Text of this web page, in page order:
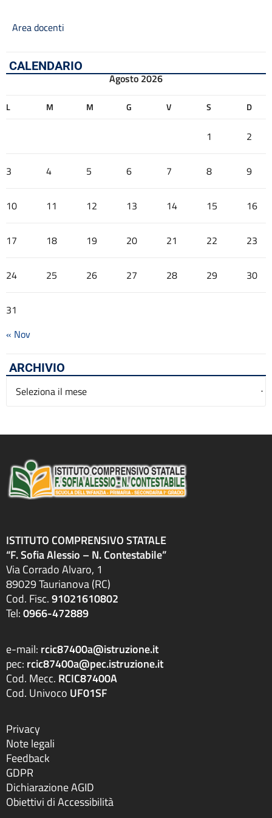
Area docenti
CALENDARIO
Agosto 2026
L M M G V S D
1 2
3 4 5 6 7 8 9
10 11 12 13 14 15 16
17 18 19 20 21 22 23
24 25 26 27 28 29 30
31
« Nov
ARCHIVIO
Archivio
ISTITUTO COMPRENSIVO STATALE
“F. Sofia Alessio – N. Contestabile”
Via Corrado Alvaro, 1
89029 Taurianova (RC)
Cod. Fisc.91021610802
Tel:0966-472889
e-mail: rcic87400a@istruzione.it
pec: rcic87400a@pec.istruzione.it
Cod. Mecc. RCIC87400A
Cod. Univoco UF01SF
Privacy
Note legali
Feedback
GDPR
Dichiarazione AGID
Obiettivi di Accessibilità